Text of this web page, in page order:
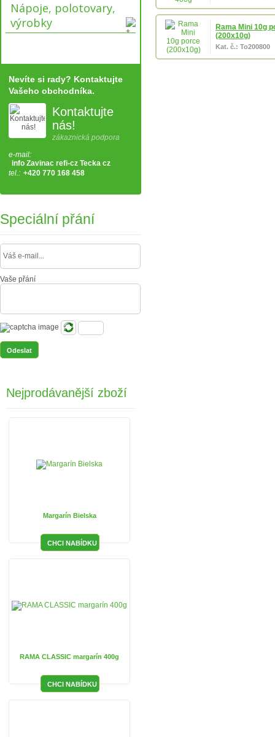
Rama Mini 10g
(200x10g)
Kat. č.: To200800
Nápoje, polotovary,
výrobky
Nevíte si rady? Kontaktujte
Vašeho obchodníka.
Kontaktujte
nás!
zákaznická podpora
e-mail:
info Zavinac refi-cz Tecka cz
tel.: +420 770 168 458
Speciální přání
Vaše přání
Nejprodávanější zboží
Margarín Bielska
RAMA CLASSIC margarín 400g